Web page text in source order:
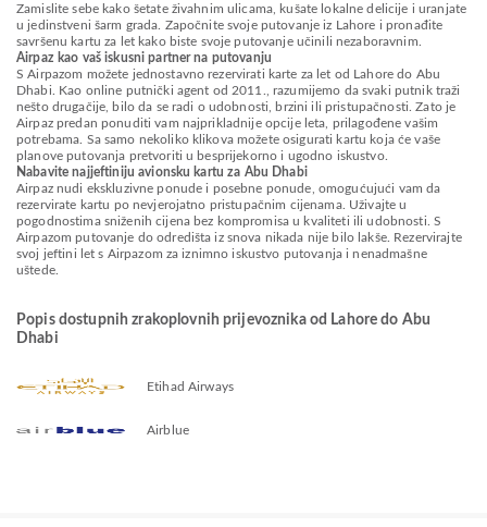
Zamislite sebe kako šetate živahnim ulicama, kušate lokalne delicije i uranjate
u jedinstveni šarm grada. Započnite svoje putovanje iz Lahore i pronađite
savršenu kartu za let kako biste svoje putovanje učinili nezaboravnim.
Airpaz kao vaš iskusni partner na putovanju
S Airpazom možete jednostavno rezervirati karte za let od Lahore do Abu
Dhabi. Kao online putnički agent od 2011., razumijemo da svaki putnik traži
nešto drugačije, bilo da se radi o udobnosti, brzini ili pristupačnosti. Zato je
Airpaz predan ponuditi vam najprikladnije opcije leta, prilagođene vašim
potrebama. Sa samo nekoliko klikova možete osigurati kartu koja će vaše
planove putovanja pretvoriti u besprijekorno i ugodno iskustvo.
Nabavite najjeftiniju avionsku kartu za Abu Dhabi
Airpaz nudi ekskluzivne ponude i posebne ponude, omogućujući vam da
rezervirate kartu po nevjerojatno pristupačnim cijenama. Uživajte u
pogodnostima sniženih cijena bez kompromisa u kvaliteti ili udobnosti. S
Airpazom putovanje do odredišta iz snova nikada nije bilo lakše. Rezervirajte
svoj jeftini let s Airpazom za iznimno iskustvo putovanja i nenadmašne
uštede.
Popis dostupnih zrakoplovnih prijevoznika od Lahore do Abu
Dhabi
Etihad Airways
Airblue